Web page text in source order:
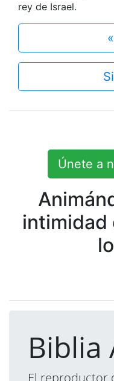
rey de Israel.
Únete a
intimidad
Biblia
El reproductor